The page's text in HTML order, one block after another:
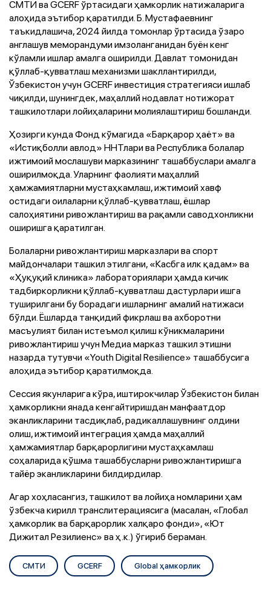
СМТИ ва GCERF ўртасидаги ҳамкорлик натижаларига
алоҳида эътибор қаратилди. Б. Мустафаевнинг
таъкидлашича, 2024 йилда томонлар ўртасида ўзаро
англашув меморандуми имзоланганидан буён кенг
кўламли ишлар амалга оширилди. Давлат томонидан
қўллаб-қувватлаш механизми шакллантирилди,
Ўзбекистон учун GCERF инвестиция стратегияси ишлаб
чиқилди, шунингдек, маҳаллий нодавлат нотижорат
ташкилотлари лойиҳаларини молиялаштириш бошланди.
Ҳозирги кунда Фонд кўмагида «Барқарор ҳаёт» ва
«Истиқболли авлод» ННТлари ва Республика болалар
ижтимоий мослашуви марказининг ташаббуслари амалга
оширилмоқда. Уларнинг фаолияти маҳаллий
ҳамжамиятларни мустаҳкамлаш, ижтимоий хавф
остидаги оилаларни қўллаб-қувватлаш, ёшлар
салоҳиятини ривожлантириш ва рақамли саводхонликни
оширишга қаратилган.
Болаларни ривожлантириш марказлари ва спорт
майдончалари ташкил этилгани, «Касбга илк қадам» ва
«Ҳуқуқий клиника» лабораториялари ҳамда кичик
тадбиркорликни қўллаб-қувватлаш дастурлари ишга
туширилгани бу борадаги ишларнинг амалий натижаси
бўлди. Ёшларда танқидий фикрлаш ва ахборотни
масъулият билан истеъмол қилиш кўникмаларини
ривожлантириш учун Медиа марказ ташкил этишни
назарда тутувчи «Youth Digital Resilience» ташаббусига
алоҳида эътибор қаратилмоқда.
Сессия якунларига кўра, иштирокчилар Ўзбекистон билан
ҳамкорликни янада кенгайтиришдан манфаатдор
эканликларини тасдиқлаб, радикаллашувнинг олдини
олиш, ижтимоий интеграция ҳамда маҳаллий
ҳамжамиятлар барқарорлигини мустаҳкамлаш
соҳаларида қўшма ташаббусларни ривожлантиришга
тайёр эканликларини билдирдилар.
Агар хоҳласангиз, ташкилот ва лойиҳа номларини ҳам
ўзбекча кирилл транслитерациясига (масалан, «Глобал
ҳамкорлик ва барқарорлик халқаро фонди», «Ют
Дижитал Резилиенс» ва ҳ.к.) ўгириб бераман.
СМТИ GCERF Global ҳамкорлик